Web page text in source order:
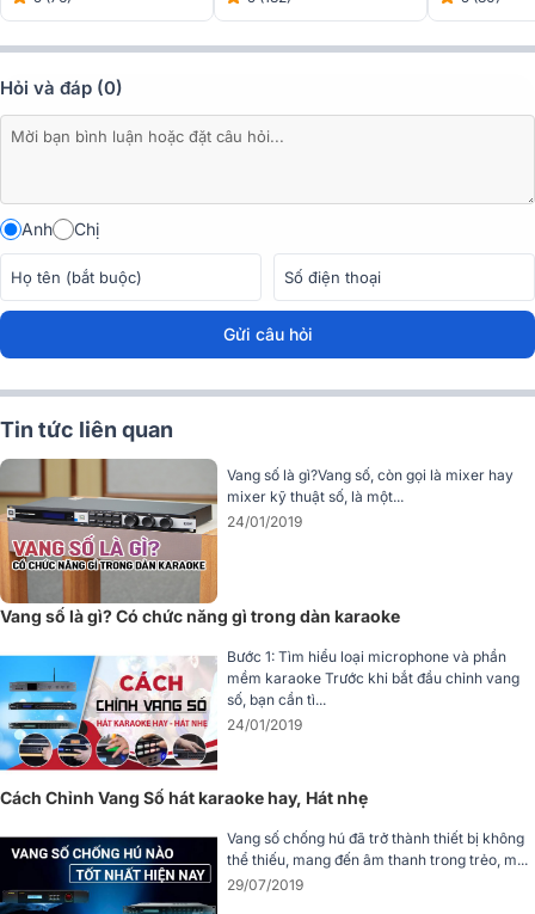
Điều chỉnh linh hoạt, lưu trữ cấu hình tiện lợi
Vang số Bksound VX10 này còn cho phép người dùng điều chỉnh
âm thanh theo nhiều cách khác nhau. Bạn có thể thao tác nhanh
chóng thông qua các nút điều chỉnh trực tiếp trên mặt trước thiết bị
hoặc tùy chỉnh chi tiết hơn bằng phần mềm chuyên dụng kết nối
qua máy tính. Đặc biệt, thiết bị hỗ trợ lưu trữ nhiều cấu hình âm
thanh khác nhau, giúp bạn dễ dàng chuyển đổi và sử dụng theo
Hỏi và đáp (0)
Anh Chị
Gửi câu hỏi
Tin tức liên quan
Vang số là gì?Vang số, còn gọi là mixer hay
mixer kỹ thuật số, là một...
24/01/2019
Vang số là gì? Có chức năng gì trong dàn karaoke
Bước 1: Tìm hiểu loại microphone và phần
mềm karaoke Trước khi bắt đầu chỉnh vang
số, bạn cần tì...
24/01/2019
Cách Chỉnh Vang Số hát karaoke hay, Hát nhẹ
Vang số chống hú đã trở thành thiết bị không
thể thiếu, mang đến âm thanh trong trẻo, m...
29/07/2019